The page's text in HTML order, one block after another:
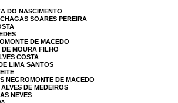
DO NASCIMENTO
SOARES PEREIRA
DE MACEDO
MOURA FILHO
COSTA
LIMA SANTOS
NEGROMONTE DE MACEDO
DE MEDEIROS
NEVES